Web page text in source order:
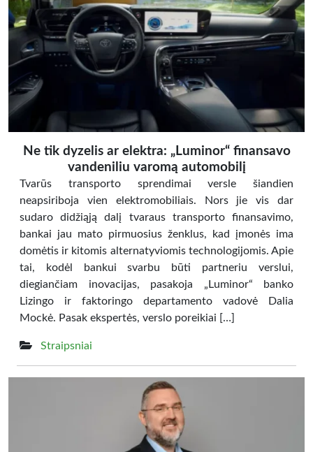
Ne tik dyzelis ar elektra: „Luminor“ finansavo
vandeniliu varomą automobilį
Tvarūs transporto sprendimai versle šiandien
neapsiriboja vien elektromobiliais. Nors jie vis dar
sudaro didžiąją dalį tvaraus transporto finansavimo,
bankai jau mato pirmuosius ženklus, kad įmonės ima
domėtis ir kitomis alternatyviomis technologijomis. Apie
tai, kodėl bankui svarbu būti partneriu verslui,
diegiančiam inovacijas, pasakoja „Luminor“ banko
Lizingo ir faktoringo departamento vadovė Dalia
Mockė. Pasak ekspertės, verslo poreikiai […]
Straipsniai